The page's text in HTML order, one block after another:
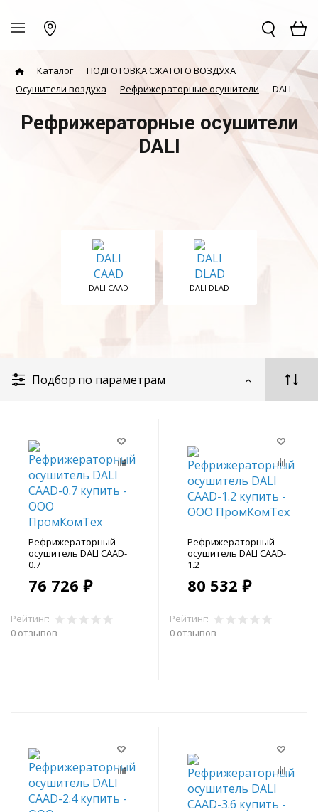
Каталог
ПОДГОТОВКА СЖАТОГО ВОЗДУХА
Осушители воздуха
Рефрижераторные осушители DALI
Рефрижераторные осушители
DALI
DALI CAAD DALI DLAD
Подбор по параметрам
Рефрижераторный
осушитель DALI CAAD-
0.7
76 726 ₽
Рейтинг:
0 отзывов
Рефрижераторный
осушитель DALI CAAD-
1.2
80 532 ₽
Рейтинг:
0 отзывов